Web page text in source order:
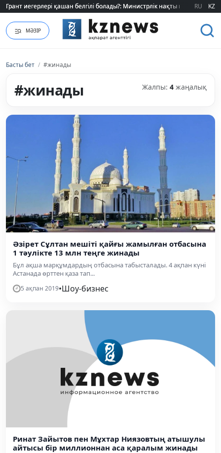
Грант иегерлері қашан белгілі болады?: Министрлік нақты мерзімді
Грант иегерлері қашан белгілі болады?: Министрлік нақты мерзімді
RU KZ
МӘЗІР
Басты бет / #жинады
#жинады Жалпы: 4 жаңалық
Әзірет Сұлтан мешіті қайғы жамылған отбасына
1 тәулікте 13 млн теңге жинады
Бұл ақша марқұмдардың отбасына табысталады. 4 ақпан күні
Астанада өрттен қаза тап...
5 ақпан 2019•Шоу-бизнес
Ринат Зайытов пен Мұхтар Ниязовтың атышулы
айтысы бір миллионнан аса қаралым жинады